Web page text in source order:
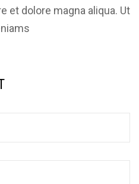
et dolore magna aliqua. Ut